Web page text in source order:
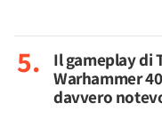
Il gameplay di
Warhammer
davvero